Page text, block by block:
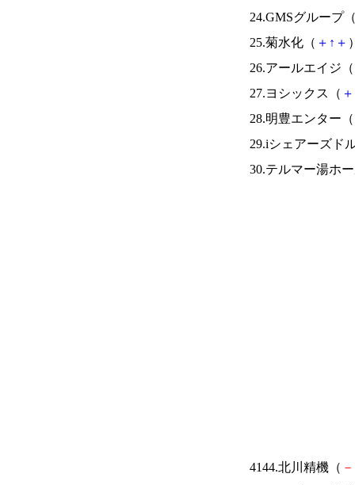
24.GMSグループ
25.菊水化（ ＋ ↑ ＋
26.アールエイジ（
27.ヨシックス（ ＋
28.明豊エンター（
29.iシェアーズド
30.テルマー湯ホ
4144.北川精機（ －